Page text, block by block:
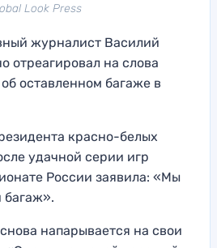
Look Press
журналист Василий
отреагировал на слова
оставленном багаже в
красно-белых
удачной серии игр
России заявила: «Мы
багаж».
напарывается на свои